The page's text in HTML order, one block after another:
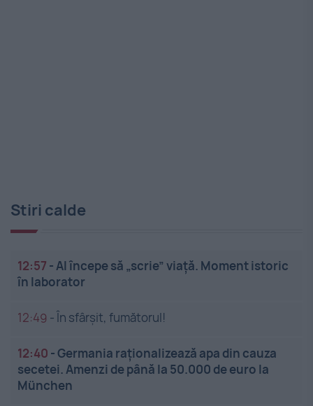
Stiri calde
12:57 -AI începe să „scrie” viață. Moment istoric
în laborator
12:49 -În sfârșit, fumătorul!
12:40 -Germania raționalizează apa din cauza
secetei. Amenzi de până la 50.000 de euro la
München